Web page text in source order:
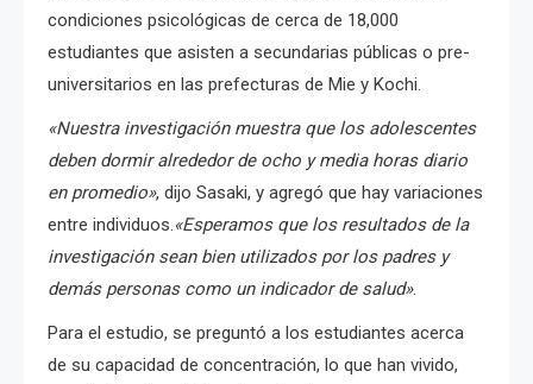
condiciones psicológicas de cerca de 18,000
estudiantes que asisten a secundarias públicas o pre-
universitarios en las prefecturas de Mie y Kochi.
«Nuestra investigación muestra que los adolescentes
deben dormir alrededor de ocho y media horas diario
en promedio», dijo Sasaki, y agregó que hay variaciones
entre individuos. «Esperamos que los resultados de la
investigación sean bien utilizados por los padres y
demás personas como un indicador de salud».
Para el estudio, se preguntó a los estudiantes acerca
de su capacidad de concentración, lo que han vivido,